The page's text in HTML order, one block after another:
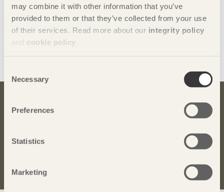
may combine it with other information that you’ve
provided to them or that they’ve collected from your use
of their services. Read more about our integrity policy
and cookie policy
Selection
Necessary
Preferences
Statistics
Marketing
Huari
Kintinto
Sampo
XBN
Bli inspirerad och lär dig mer om trä
seminarier och Svenskt Träs nyhetsbrev
Trä.